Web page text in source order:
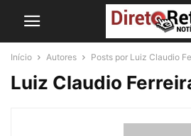
Início Autores Posts por Luiz Claudio
Luiz Claudio